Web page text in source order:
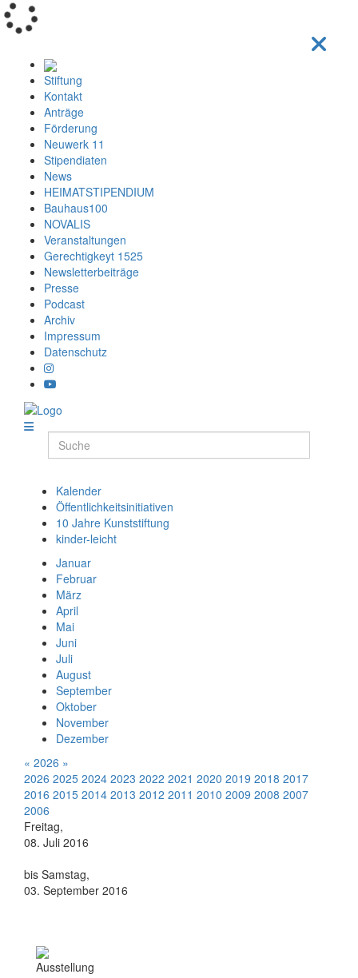
Stiftung
Kontakt
Anträge
Förderung
Neuwerk 11
Stipendiaten
News
HEIMATSTIPENDIUM
Bauhaus100
NOVALIS
Veranstaltungen
Gerechtigkeyt 1525
Newsletterbeiträge
Presse
Podcast
Archiv
Impressum
Datenschutz
Kalender
Öffentlichkeitsinitiativen
10 Jahre Kunststiftung
kinder-leicht
Januar
Februar
März
April
Mai
Juni
Juli
August
September
Oktober
November
Dezember
« 2026 »
2026 2025 2024 2023 2022 2021 2020 2019 2018 2017
2016 2015 2014 2013 2012 2011 2010 2009 2008 2007
2006
Freitag,
08. Juli 2016
bis Samstag,
03. September 2016
Ausstellung